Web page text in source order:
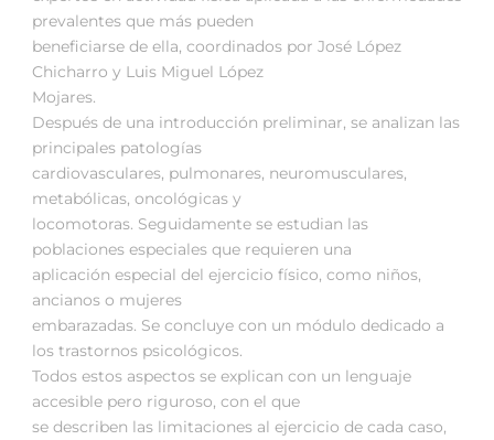
prevalentes que más pueden
beneficiarse de ella, coordinados por José López
Chicharro y Luis Miguel López
Mojares.
Después de una introducción preliminar, se analizan las
principales patologías
cardiovasculares, pulmonares, neuromusculares,
metabólicas, oncológicas y
locomotoras. Seguidamente se estudian las
poblaciones especiales que requieren una
aplicación especial del ejercicio físico, como niños,
ancianos o mujeres
embarazadas. Se concluye con un módulo dedicado a
los trastornos psicológicos.
Todos estos aspectos se explican con un lenguaje
accesible pero riguroso, con el que
se describen las limitaciones al ejercicio de cada caso,